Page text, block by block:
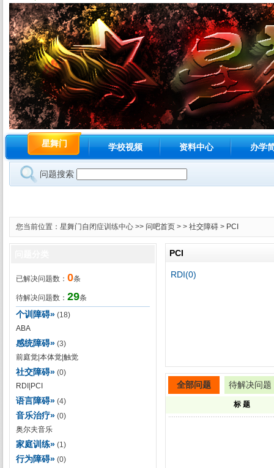
星舞门 学校视频 资料中心 办学
问题搜索
您当前位置：星舞门自闭症训练中心 >> 问吧首页 > > 社交障碍 > PCI
已解决问题数： 0条
待解决问题数： 29条
个训障碍» (18)
ABA
感统障碍» (3)
前庭觉 本体觉 触觉
社交障碍» (0)
RDI
PCI
语言障碍» (4)
音乐治疗» (0)
奥尔夫音乐
家庭训练» (1)
行为障碍» (0)
PCI
RDI(0)
全部问题 待解决问题
标 题